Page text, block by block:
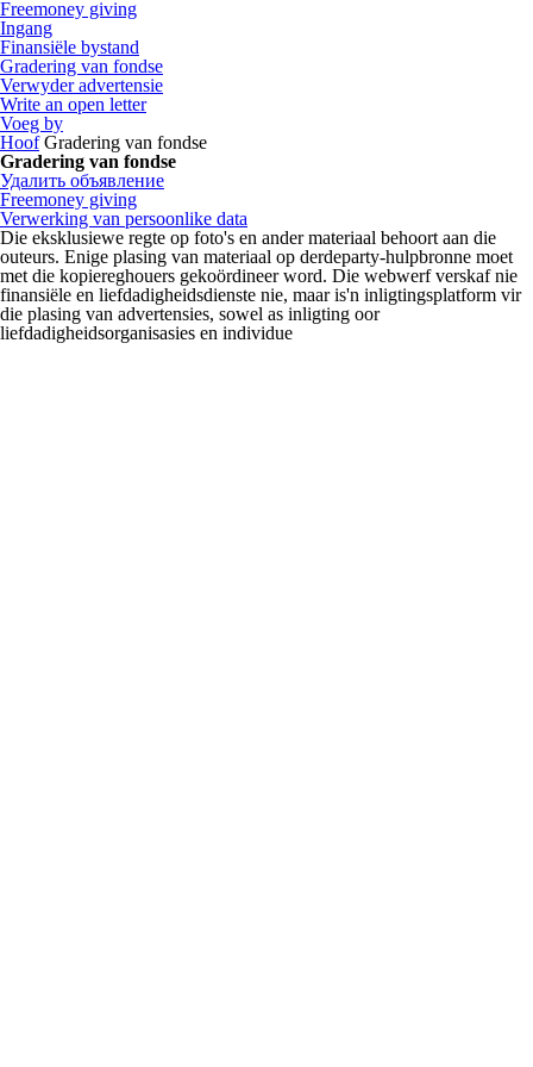
Freemoney giving
Ingang
Finansiële bystand
Gradering van fondse
Verwyder advertensie
Write an open letter
Voeg by
Hoof Gradering van fondse
Gradering van fondse
Удалить объявление
Freemoney giving
Verwerking van persoonlike data
Die eksklusiewe regte op foto's en ander materiaal behoort aan die
outeurs. Enige plasing van materiaal op derdeparty-hulpbronne moet
met die kopiereghouers gekoördineer word. Die webwerf verskaf nie
finansiële en liefdadigheidsdienste nie, maar is'n inligtingsplatform vir
die plasing van advertensies, sowel as inligting oor
liefdadigheidsorganisasies en individue